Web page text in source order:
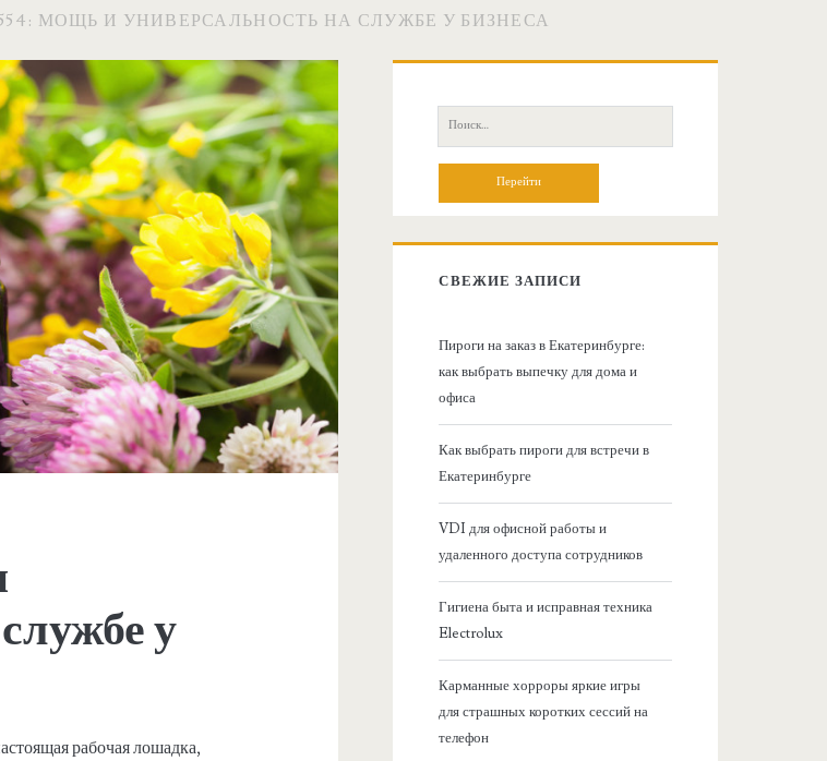
МОЩЬ И УНИВЕРСАЛЬНОСТЬ НА СЛУЖБЕ У БИЗНЕСА
у
рабочая лошадка,
о
П
о
:
СВЕЖИЕ ЗАПИСИ
Пироги на заказ в Екатеринбурге:
как выбрать выпечку для дома и
офиса
Как выбрать пироги для встречи в
Екатеринбурге
VDI для офисной работы и
удаленного доступа сотрудников
Гигиена быта и исправная техника
Electrolux
Карманные хорроры яркие игры
для страшных коротких сессий на
телефон